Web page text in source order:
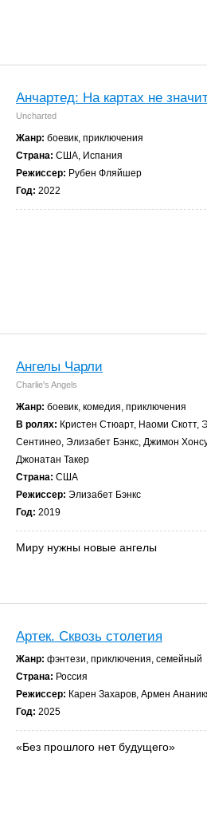
Анчартед: На картах не
Uncharted
Жанр: боевик, приключения
Страна: США, Испания
Режиссер: Рубен Фляйшер
Год: 2022
Ангелы Чарли
Charlie's Angels
Жанр: боевик, комедия, приключения
В ролях: Кристен Стюарт, Наоми
Сентинео, Элизабет Бэнкс, Джимон
Джонатан Такер
Страна: США
Режиссер: Элизабет Бэнкс
Год: 2019
Миру нужны новые ангелы
Артек. Сквозь столетия
Жанр: фэнтези, приключения, семейный
Страна: Россия
Режиссер: Карен Захаров, Армен
Год: 2025
«Без прошлого нет будущего»